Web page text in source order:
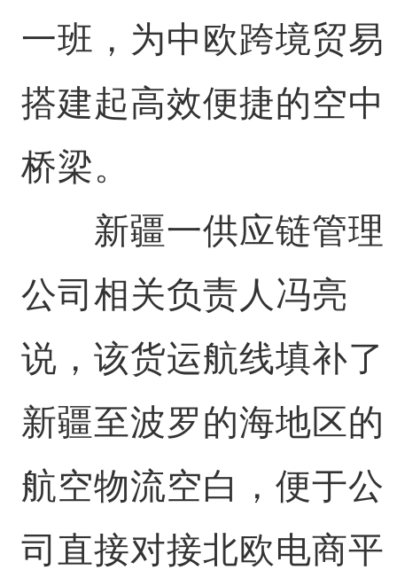
一班，为中欧跨境贸易
搭建起高效便捷的空中
桥梁。
新疆一供应链管理
公司相关负责人冯亮
说，该货运航线填补了
新疆至波罗的海地区的
航空物流空白，便于公
司直接对接北欧电商平